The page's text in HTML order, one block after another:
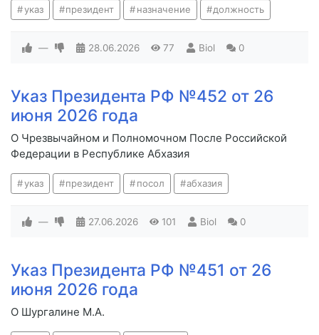
указ президент назначение должность
— 28.06.2026 77 Biol 0
Указ Президента РФ №452 от 26
июня 2026 года
О Чрезвычайном и Полномочном После Российской
Федерации в Республике Абхазия
указ президент посол абхазия
— 27.06.2026 101 Biol 0
Указ Президента РФ №451 от 26
июня 2026 года
О Шургалине М.А.